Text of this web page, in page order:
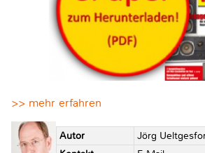
>> mehr erfahren
Autor
Jörg